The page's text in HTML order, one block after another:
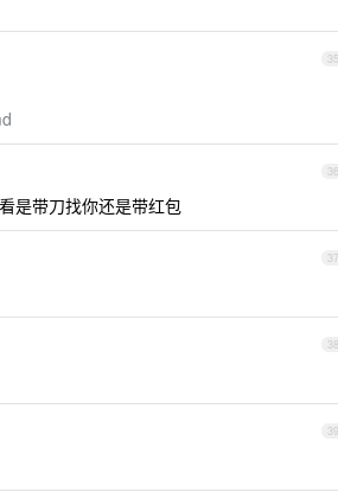
35
36
是带刀找你还是带红包
37
38
39